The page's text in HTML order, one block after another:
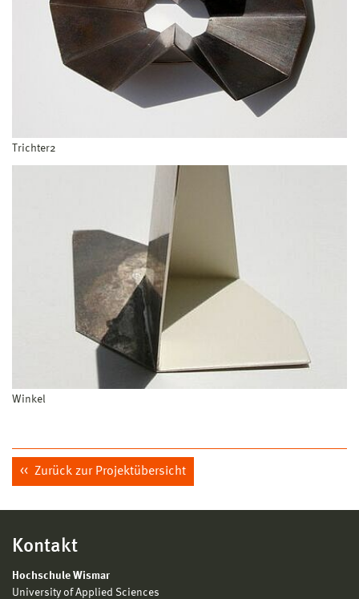
Trichter2
Winkel
Zurück zur Projektübersicht
Kontakt
Hochschule Wismar
University of Applied Sciences